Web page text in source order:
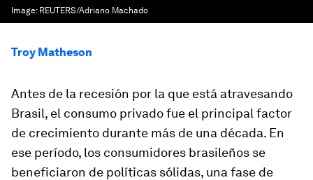
Image: REUTERS/Adriano Machado
Troy Matheson
Antes de la recesión por la que está atravesando
Brasil, el consumo privado fue el principal factor
de crecimiento durante más de una década. En
ese período, los consumidores brasileños se
beneficiaron de políticas sólidas, una fase de